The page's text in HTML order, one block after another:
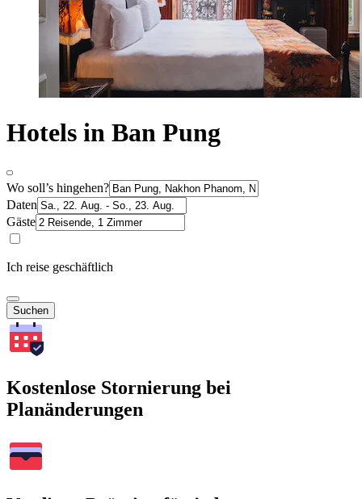
Hotels in Ban Pung
Wo soll’s hingehen?
Daten
Gäste
Ich reise geschäftlich
Suchen
Kostenlose Stornierung bei
Planänderungen